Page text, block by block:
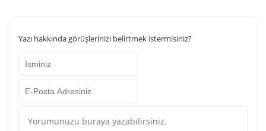
Yazı hakkında görüşlerinizi belirtmek istermisiniz?